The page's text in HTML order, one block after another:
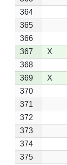
364
365
366
367
X
368
369
X
370
371
372
373
374
375